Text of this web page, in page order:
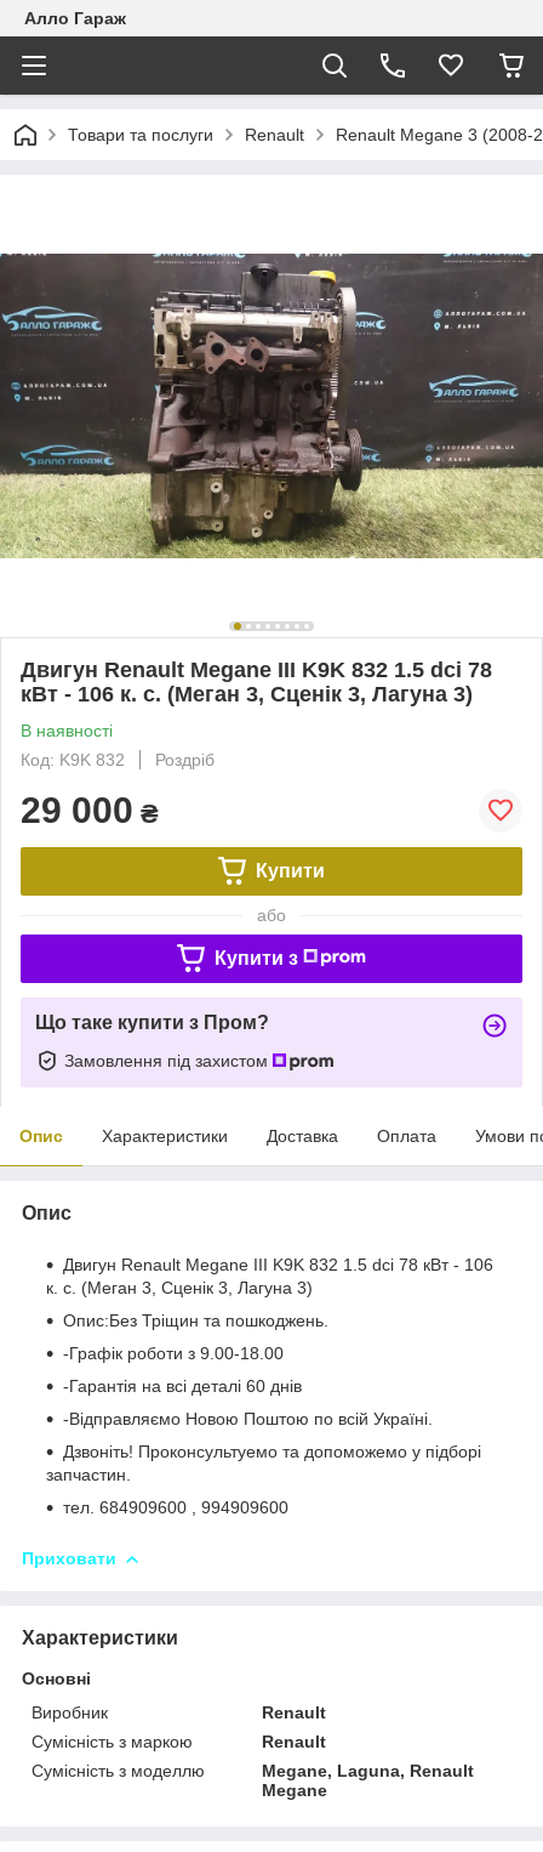
Алло Гараж
Товари та послуги Renault Renault Megane 3 (2008-
Двигун Renault Megane III K9K 832 1.5 dci 78
кВт - 106 к. с. (Меган 3, Сценік 3, Лагуна 3)
В наявності
Код: K9K 832
Роздріб
29 000 ₴
Купити
або
Купити з
Що таке купити з Пром?
Замовлення під захистом
Опис Характеристики Доставка Оплата Умови
Опис
Двигун Renault Megane III K9K 832 1.5 dci 78 кВт - 106
к. с. (Меган 3, Сценік 3, Лагуна 3)
Опис:Без Тріщин та пошкоджень.
-Графік роботи з 9.00-18.00
-Гарантія на всі деталі 60 днів
-Відправляємо Новою Поштою по всій Україні.
Дзвоніть! Проконсультуемо та допоможемо у підборі
запчастин.
тел. 684909600 , 994909600
Приховати
Характеристики
Основні
Виробник
Renault
Сумісність з маркою
Renault
Сумісність з моделлю
Megane, Laguna, Renault
Megane